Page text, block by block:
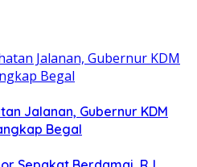
Jalanan, Gubernur KDM
Begal